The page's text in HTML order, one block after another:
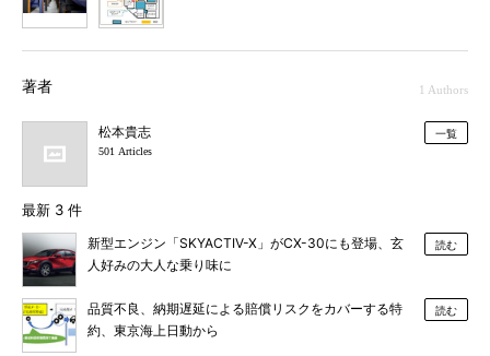
著者 1 Authors
松本貴志
501 Articles
一覧
最新 3 件
新型エンジン「SKYACTIV-X」がCX-30にも登場、玄
人好みの大人な乗り味に
読む
品質不良、納期遅延による賠償リスクをカバーする特
約、東京海上日動から
読む